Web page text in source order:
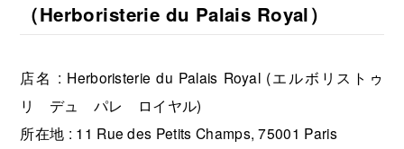
（Herboristerie du Palais Royal）
店名 : Herboristerie du Palais Royal (エルボリストゥ
リ デュ パレ ロイヤル)
所在地 : 11 Rue des Petits Champs, 75001 Paris